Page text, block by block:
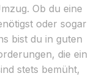
Ob du eine
oder sogar
bist du in guten
die ein
stets bemüht,